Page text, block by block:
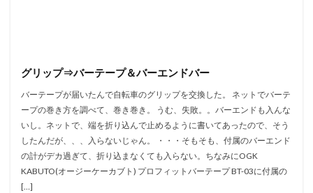
グリップ⇒バーテープ＆バーエンドバー
バーテープが届いたんで自転車のグリップを交換した。 ネットでバーテ
ープの巻き方を調べて、巻き巻き。 うむ、失敗。。バーエンドも入んな
いし。ネットで、端を折り込んで止めるように書いてあったので、そう
したんだが、、、入らないじゃん。 ・・・そもそも、付属のバーエンド
の計がデカ過ぎて、折り込まなくても入らない。ちなみにOGK
KABUTO(オージーケーカブト) プロフィットバーテープ BT-03に付属の
[…]